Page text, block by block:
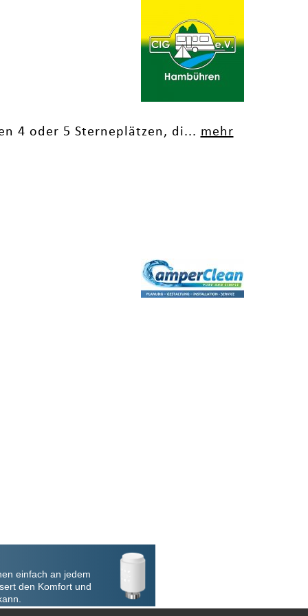
4 oder 5 Sterneplätzen, di... mehr
einfach an jedem
den Komfort und